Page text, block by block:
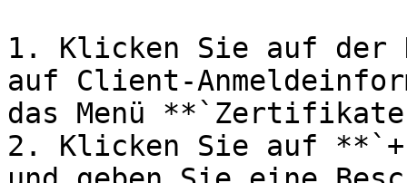
1. Klicken Sie auf der
auf Client-
das Menü **`Zertifikate
2. Klicken Sie auf **`+